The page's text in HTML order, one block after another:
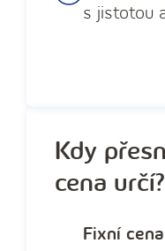
s jistotou
Kdy
cena určí?
Fixní